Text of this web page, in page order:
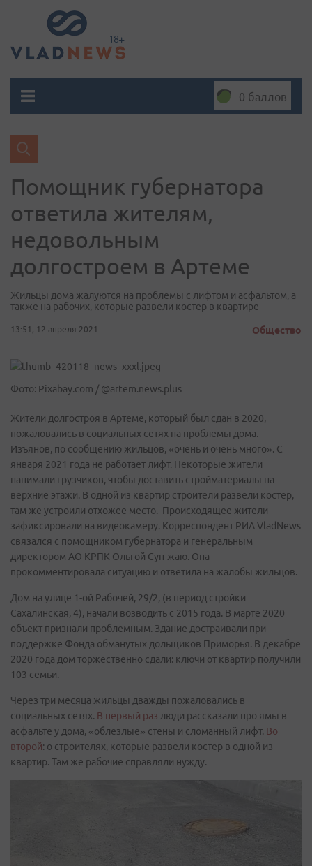
0 баллов
Помощник губернатора
ответила жителям,
недовольным
долгостроем в Артеме
Жильцы дома жалуются на проблемы с лифтом и асфальтом, а
также на рабочих, которые развели костер в квартире
13:51, 12 апреля 2021 Общество
Фото: Pixabay.com / @artem.news.plus
Жители долгостроя в Артеме, который был сдан в 2020,
пожаловались в социальных сетях на проблемы дома.
Изъянов, по сообщению жильцов, «очень и очень много». С
января 2021 года не работает лифт. Некоторые жители
нанимали грузчиков, чтобы доставить стройматериалы на
верхние этажи. В одной из квартир строители развели костер,
там же устроили отхожее место. Происходящее жители
зафиксировали на видеокамеру. Корреспондент РИА VladNews
связался с помощником губернатора и генеральным
директором АО КРПК Ольгой Сун-жаю. Она
прокомментировала ситуацию и ответила на жалобы жильцов.
Дом на улице 1-ой Рабочей, 29/2, (в период стройки
Сахалинская, 4), начали возводить с 2015 года. В марте 2020
объект признали проблемным. Здание достраивали при
поддержке Фонда обманутых дольщиков Приморья. В декабре
2020 года дом торжественно сдали: ключи от квартир получили
103 семьи.
Через три месяца жильцы дважды пожаловались в
социальных сетях. В первый раз люди рассказали про ямы в
асфальте у дома, «облезлые» стены и сломанный лифт. Во
второй: о строителях, которые развели костер в одной из
квартир. Там же рабочие справляли нужду.